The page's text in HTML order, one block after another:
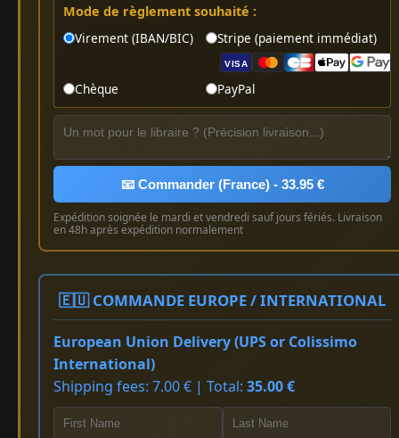
Mode de règlement souhaité :
Virement (IBAN/BIC)
Stripe (paiement immédiat)
VISA
Chèque PayPal
📧 Commander (France) - 33.95 €
Expédition soignée le mardi et vendredi sauf jours fériés. Livraison
en 48h après expédition normalement
🇪🇺 COMMANDE EUROPE / INTERNATIONAL
European Union Delivery (UPS or Colissimo
International)
Shipping fees: 7.00 € | Total: 35.00 €